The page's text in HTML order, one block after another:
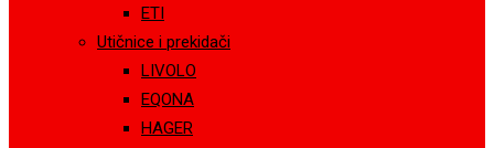
ETI
Utičnice i prekidači
LIVOLO
EQONA
HAGER